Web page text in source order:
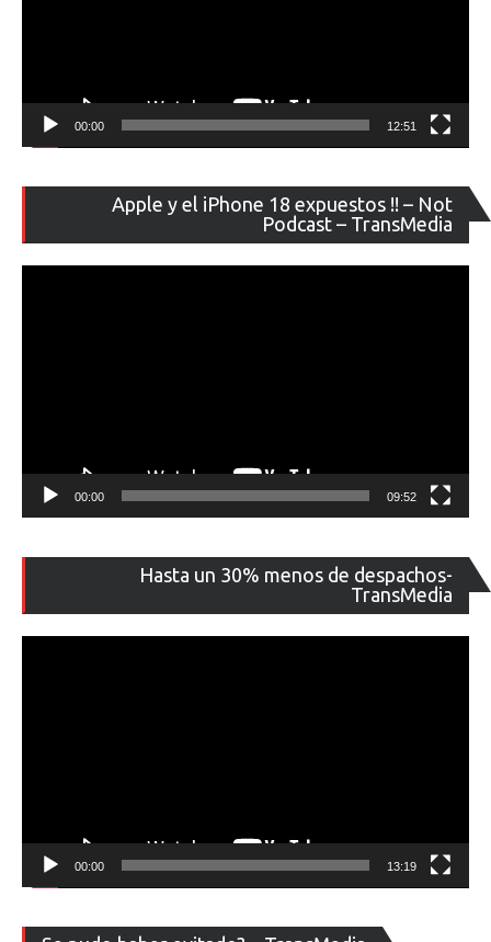
00:00 12:51
Apple y el iPhone 18 expuestos !! – Not
Podcast – TransMedia
de
00:00 09:52
Hasta un 30% menos de despachos-
TransMedia
de
00:00 13:19